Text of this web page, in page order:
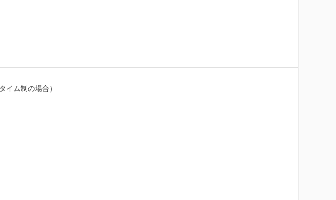
イム制の場合）